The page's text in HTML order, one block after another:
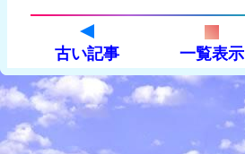
古い記事 一覧表示